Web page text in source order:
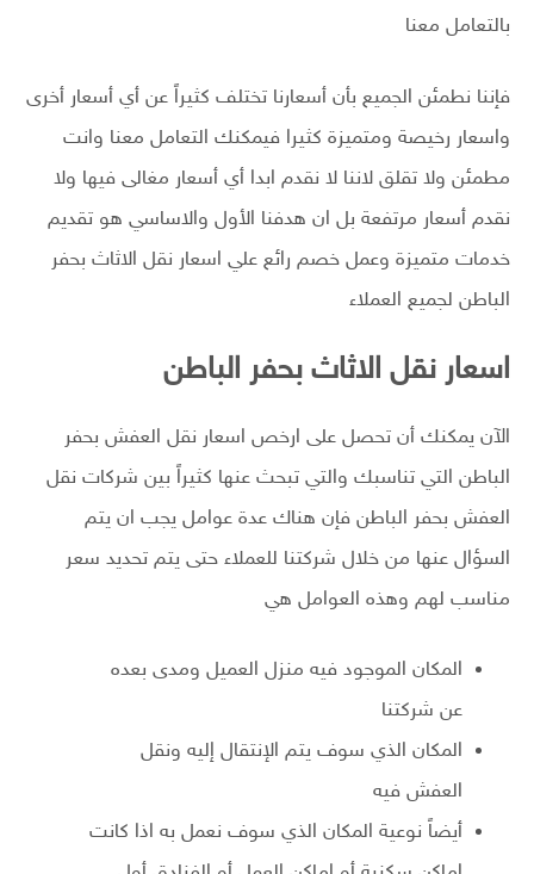
بالتعامل معنا
فإننا نطمئن الجميع بأن أسعارنا تختلف كثيراً عن أي أسعار أخرى
واسعار رخيصة ومتميزة كثيرا فيمكنك التعامل معنا وانت
مطمئن ولا تقلق لاننا لا نقدم ابدا أي أسعار مغالى فيها ولا
نقدم أسعار مرتفعة بل ان هدفنا الأول والاساسي هو تقديم
خدمات متميزة وعمل خصم رائع علي اسعار نقل الاثاث بحفر
الباطن لجميع العملاء
اسعار نقل الاثاث بحفر الباطن
الآن يمكنك أن تحصل على ارخص اسعار نقل العفش بحفر
الباطن التي تناسبك والتي تبحث عنها كثيراً بين شركات نقل
العفش بحفر الباطن فإن هناك عدة عوامل يجب ان يتم
السؤال عنها من خلال شركتنا للعملاء حتى يتم تحديد سعر
مناسب لهم وهذه العوامل هي
المكان الموجود فيه منزل العميل ومدى بعده
عن شركتنا
المكان الذي سوف يتم الإنتقال إليه ونقل
العفش فيه
أيضاً نوعية المكان الذي سوف نعمل به اذا كانت